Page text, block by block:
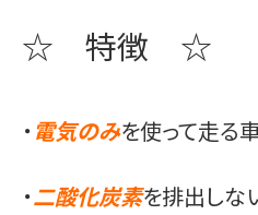
☆ 特徴 ☆
・電気のみを使って走る
・二酸化炭素を排出しな